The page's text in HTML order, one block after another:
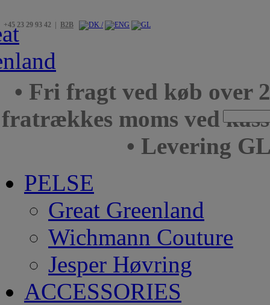
+45 23 29 93 42 | B2B
• Fri fragt ved køb over
fratrækkes moms ved
• Levering
PELSE
Great Greenland
Wichmann Couture
Jesper Høvring
ACCESSORIES